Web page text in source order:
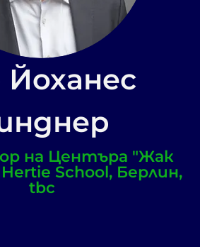
на Центъра "Жак
School, Берлин,
tbc